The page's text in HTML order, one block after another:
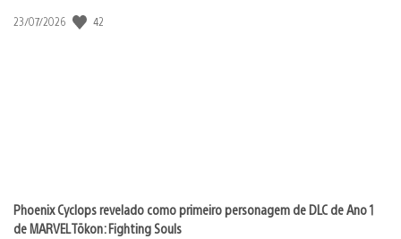
Data
23/07/2026 42
Phoenix Cyclops revelado como primeiro personagem de DLC de Ano 1
de MARVEL Tōkon: Fighting Souls